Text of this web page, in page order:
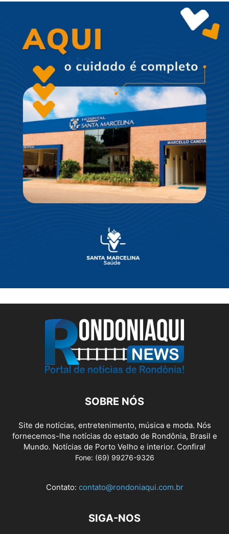
SOBRE NÓS
Site de notícias, entretenimento, música e moda. Nós
fornecemos-lhe notícias do estado de Rondônia, Brasil e
Mundo. Notícias de Porto Velho e interior. Confira!
Fone: (69) 99276-9326
Contato: contato@rondoniaqui.com.br
SIGA-NOS